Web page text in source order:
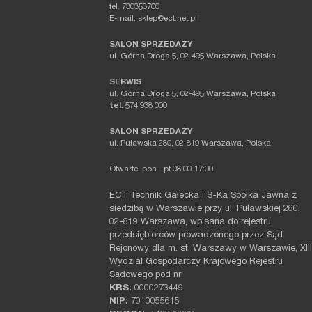
tel. 730353700
E-mail: sklep@ect.net.pl
SALON SPRZEDAŻY
ul. Górna Droga 5, 02-495 Warszawa, Polska
SERWIS
ul. Górna Droga 5, 02-495 Warszawa, Polska
tel. 574 938 000
SALON SPRZEDAŻY
ul. Puławska 280, 02-819 Warszawa, Polska
Otwarte: pon - pt 08:00-17:00
ECT Technik Gałecka i S-Ka Spółka Jawna z
siedzibą w Warszawie przy ul. Puławskiej 280,
02-819 Warszawa, wpisana do rejestru
przedsiębiorców prowadzonego przez Sąd
Rejonowy dla m. st. Warszawy w Warszawie, XIII
Wydział Gospodarczy Krajowego Rejestru
Sądowego pod nr
KRS: 0000273449
NIP: 7010055615